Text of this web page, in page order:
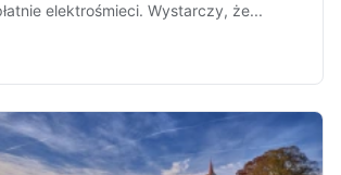
elektrośmieci. Wystarczy, że...